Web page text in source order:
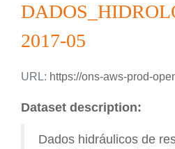
2017-05
URL: https://ons-aws-prod-opendata.s3.amazonaws.com/dataset/
Dataset description:
Dados hidráulicos de